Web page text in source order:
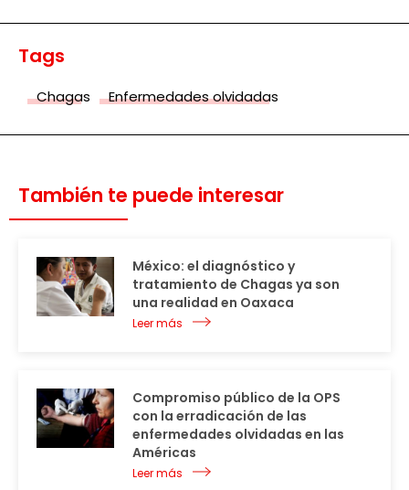
Tags
Chagas Enfermedades olvidadas
También te puede interesar
México: el diagnóstico y
tratamiento de Chagas ya son
una realidad en Oaxaca
Leer más
Compromiso público de la OPS
con la erradicación de las
enfermedades olvidadas en las
Américas
Leer más